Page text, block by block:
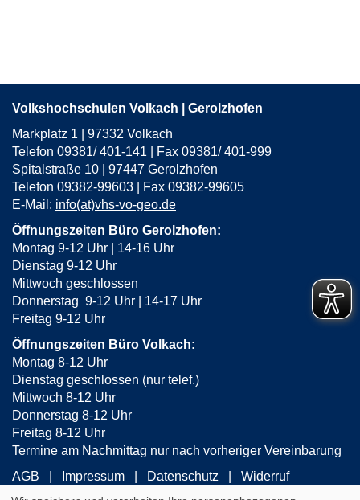
Volkshochschulen Volkach | Gerolzhofen
Markplatz 1 | 97332 Volkach
Telefon 09381/ 401-141 | Fax 09381/ 401-999
Spitalstraße 10 | 97447 Gerolzhofen
Telefon 09382-99603 | Fax 09382-99605
E-Mail: info(at)vhs-vo-geo.de
Öffnungszeiten Büro Gerolzhofen:
Montag 9-12 Uhr | 14-16 Uhr
Dienstag 9-12 Uhr
Mittwoch geschlossen
Donnerstag 9-12 Uhr | 14-17 Uhr
Freitag 9-12 Uhr
Öffnungszeiten Büro Volkach:
Montag 8-12 Uhr
Dienstag geschlossen (nur telef.)
Mittwoch 8-12 Uhr
Donnerstag 8-12 Uhr
Freitag 8-12 Uhr
Termine am Nachmittag nur nach vorheriger Vereinbarung
AGB
Impressum Datenschutz Widerruf